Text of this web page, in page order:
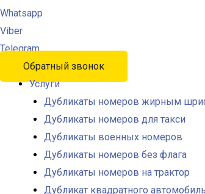
Whatsapp
Viber
Telegram
Обратный звонок
Услуги
Дубликаты номеров жирным
Дубликаты номеров для такси
Дубликаты военных номеров
Дубликаты номеров без флага
Дубликаты номеров на трактор
Дубликат квадратного